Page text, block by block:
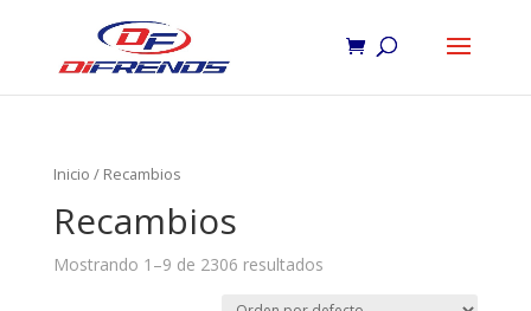
Inicio / Recambios
Recambios
Mostrando 1–9 de 2306 resultados